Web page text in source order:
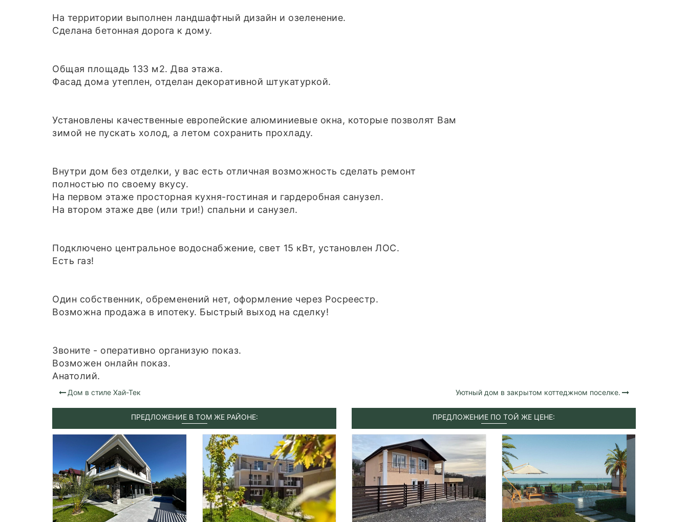
На территории выполнен ландшафтный дизайн и озеленение.
Сделана бетонная дорога к дому.
Общая площадь 133 м2. Два этажа.
Фасад дома утеплен, отделан декоративной штукатуркой.
Установлены качественные европейские алюминиевые окна, которые позволят Вам
зимой не пускать холод, а летом сохранить прохладу.
Внутри дом без отделки, у вас есть отличная возможность сделать ремонт
полностью по своему вкусу.
На первом этаже просторная кухня-гостиная и гардеробная санузел.
На втором этаже две (или три!) спальни и санузел.
Подключено центральное водоснабжение, свет 15 кВт, установлен ЛОС.
Есть газ!
Один собственник, обременений нет, оформление через Росреестр.
Возможна продажа в ипотеку. Быстрый выход на сделку!
Звоните - оперативно организую показ.
Возможен онлайн показ.
Анатолий.
Дом в стиле Хай-Тек Уютный дом в закрытом коттеджном поселке.
ПРЕДЛОЖЕНИЕ В ТОМ ЖЕ РАЙОНЕ: ПРЕДЛОЖЕНИЕ ПО ТОЙ ЖЕ ЦЕНЕ: